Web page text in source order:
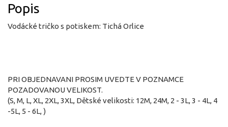
Popis
Vodácké tričko s potiskem: Tichá Orlice
PRI OBJEDNAVANI PROSIM UVEDTE V POZNAMCE
POZADOVANOU VELIKOST.
(S, M, L, XL, 2XL, 3XL, Dětské velikosti: 12M, 24M, 2 - 3L, 3 - 4L, 4
-5L, 5 - 6L, )